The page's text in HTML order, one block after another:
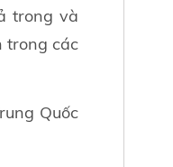
trong và
trong các
Quốc